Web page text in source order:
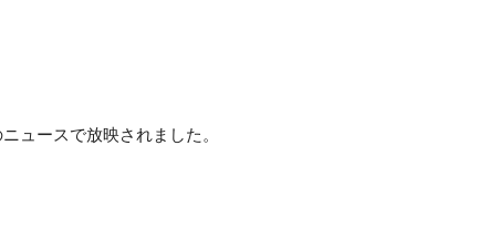
ニュースで放映されました。